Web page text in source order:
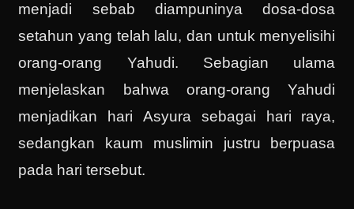
menjadi sebab diampuninya dosa-dosa
setahun yang telah lalu, dan untuk menyelisihi
orang-orang Yahudi. Sebagian ulama
menjelaskan bahwa orang-orang Yahudi
menjadikan hari Asyura sebagai hari raya,
sedangkan kaum muslimin justru berpuasa
pada hari tersebut.